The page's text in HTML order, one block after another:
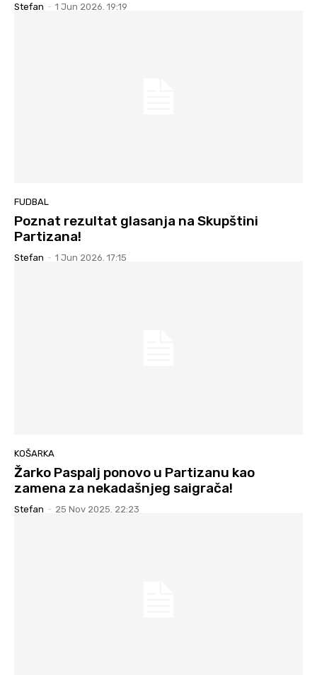
Stefan - 1 Jun 2026. 19:19
FUDBAL
Poznat rezultat glasanja na Skupštini
Partizana!
Stefan - 1 Jun 2026. 17:15
KOŠARKA
Žarko Paspalj ponovo u Partizanu kao
zamena za nekadašnjeg saigrača!
Stefan - 25 Nov 2025. 22:23